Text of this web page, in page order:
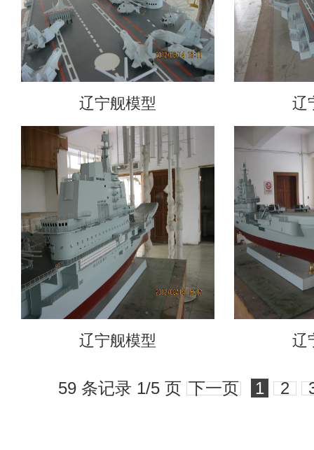
辽宁舰模型 辽
辽宁舰模型 辽
59 条记录 1/5 页 下一页 1 2